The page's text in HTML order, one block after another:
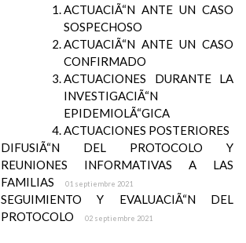
ACTUACIÃ“N ANTE UN CASO
SOSPECHOSO
ACTUACIÃ“N ANTE UN CASO
CONFIRMADO
ACTUACIONES DURANTE LA
INVESTIGACIÃ“N
EPIDEMIOLÃ“GICA
ACTUACIONES POSTERIORES
DIFUSIÃ“N DEL PROTOCOLO Y
REUNIONES INFORMATIVAS A LAS
FAMILIAS
01 septiembre 2021
SEGUIMIENTO Y EVALUACIÃ“N DEL
PROTOCOLO
02 septiembre 2021